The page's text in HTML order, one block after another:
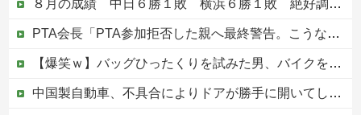
８月の成績 中日６勝１敗 横浜６勝１敗 絶好調２チームがＡクラス入りを賭けて明後日から激突！！！！！！！！！他
PTA会長「PTA参加拒否した親へ最終警告。こうなってもいい？」
【爆笑ｗ】バッグひったくりを試みた男、バイクを盗られる！
中国製自動車、不具合によりドアが勝手に開いてしまう件